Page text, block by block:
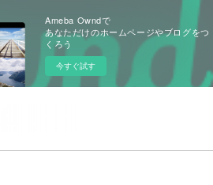
Ameba Owndで
あなただけのホームページやブログをつ
くろう
今すぐ試す